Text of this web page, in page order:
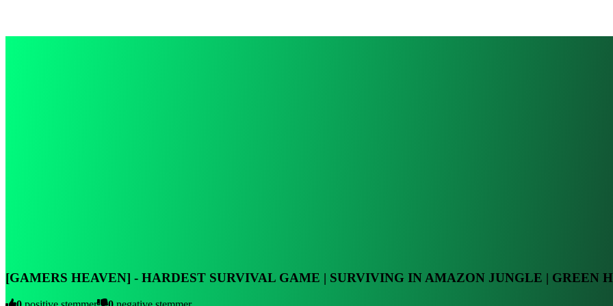
[GAMERS HEAVEN] - HARDEST SURVIVAL GAME | SURVIVING IN AMAZON JUNGLE | GREEN